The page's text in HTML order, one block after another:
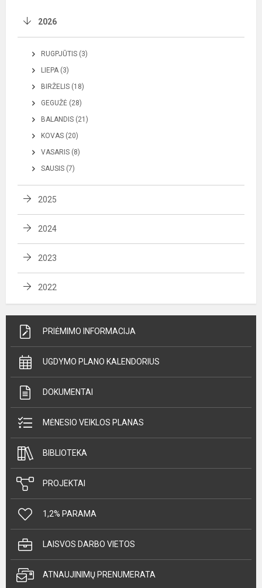
2026
RUGPJŪTIS (3)
LIEPA (3)
BIRŽELIS (18)
GEGUŽĖ (28)
BALANDIS (21)
KOVAS (20)
VASARIS (8)
SAUSIS (7)
2025
2024
2023
2022
PRIĖMIMO INFORMACIJA
UGDYMO PLANO KALENDORIUS
DOKUMENTAI
MĖNESIO VEIKLOS PLANAS
BIBLIOTEKA
PROJEKTAI
1,2% PARAMA
LAISVOS DARBO VIETOS
ATNAUJINIMŲ PRENUMERATA